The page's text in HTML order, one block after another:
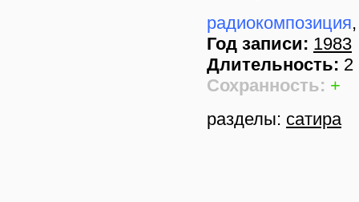
радиокомпозиция
Год записи: 1983
Длительность: 2
Сохранность: +
разделы: сатира